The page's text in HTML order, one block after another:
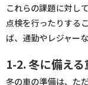
これらの課題に対し
点検を行ったりする
ば、通勤やレジャー
1-2. 冬に備え
冬の車の準備は、た